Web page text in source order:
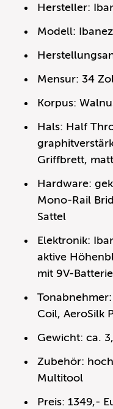
Hersteller:
Modell: Ibanez
Mensur: 34
Korpus:
Hals: Half
Griffbrett,
Hardware:
Mono-Rail
Sattel
Elektronik:
aktive
mit 9V-Batterie
Coil, AeroSilk
Gewicht: ca.
Zubehör:
Multitool
Preis: 1349,-